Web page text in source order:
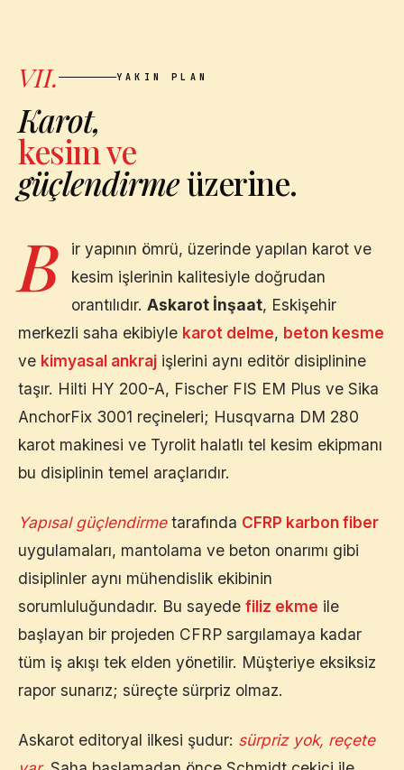
VII. YAKIN PLAN
Karot,
kesim ve
güçlendirmeüzerine.
B
ir yapının ömrü, üzerinde yapılan karot ve
kesim işlerinin kalitesiyle doğrudan
orantılıdır. Askarot İnşaat, Eskişehir
merkezli saha ekibiyle karot delme, beton kesme
ve kimyasal ankraj işlerini aynı editör disiplinine
taşır. Hilti HY 200-A, Fischer FIS EM Plus ve Sika
AnchorFix 3001 reçineleri; Husqvarna DM 280
karot makinesi ve Tyrolit halatlı tel kesim ekipmanı
bu disiplinin temel araçlarıdır.
Yapısal güçlendirmetarafında CFRP karbon fiber
uygulamaları, mantolama ve beton onarımı gibi
disiplinler aynı mühendislik ekibinin
sorumluluğundadır. Bu sayede filiz ekme ile
başlayan bir projeden CFRP sargılamaya kadar
tüm iş akışı tek elden yönetilir. Müşteriye eksiksiz
rapor sunarız; süreçte sürpriz olmaz.
Askarot editoryal ilkesi şudur: sürpriz yok, reçete